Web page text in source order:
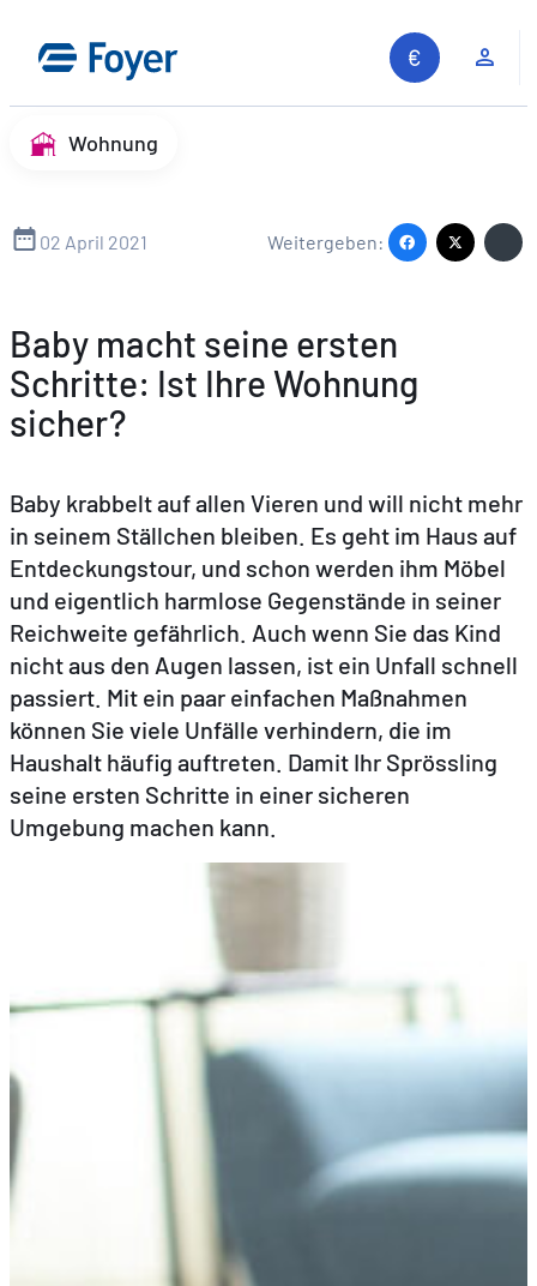
Inhalt
springen
Auf unserer Website suchen
DEENFR
Wohnung
02 April 2021 Weitergeben:
Baby macht seine ersten
Schritte: Ist Ihre Wohnung
sicher?
Baby krabbelt auf allen Vieren und will nicht mehr
in seinem Ställchen bleiben. Es geht im Haus auf
Entdeckungstour, und schon werden ihm Möbel
und eigentlich harmlose Gegenstände in seiner
Reichweite gefährlich. Auch wenn Sie das Kind
nicht aus den Augen lassen, ist ein Unfall schnell
passiert. Mit ein paar einfachen Maßnahmen
können Sie viele Unfälle verhindern, die im
Haushalt häufig auftreten. Damit Ihr Sprössling
seine ersten Schritte in einer sicheren
Umgebung machen kann.